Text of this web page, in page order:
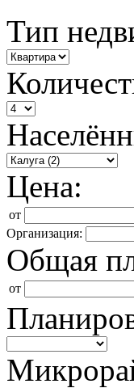
Тип
Цена:
от
Организация:
Общая
от